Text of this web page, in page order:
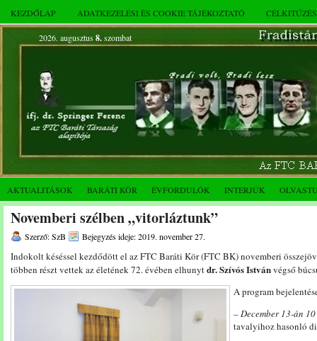
KEZDŐLAP ADATKEZELÉSI ÉS COOKIE TÁJÉKOZTATÓ
2026. augusztus 8.szombat
AKTUALITÁSOK BARÁTI KÖR ÉVFORDULÓK INTERJÚK
Novemberi szélben „vitorláztunk”
Szerző: SzB Bejegyzés ideje: 2019. november 27.
Indokolt késéssel kezdődött el az FTC Baráti Kör (FTC BK) novemberi
többen részt vettek az életének 72. évében elhunytdr. Szívós Istvánvégső
A program
–December 13-án
tavalyihoz hasonló